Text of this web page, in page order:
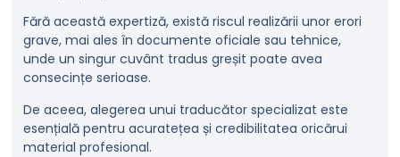
Fără această expertiză, există riscul realizării unor erori
grave, mai ales în documente oficiale sau tehnice,
unde un singur cuvânt tradus greșit poate avea
consecințe serioase.
De aceea, alegerea unui traducător specializat este
esențială pentru acuratețea și credibilitatea oricărui
material profesional.